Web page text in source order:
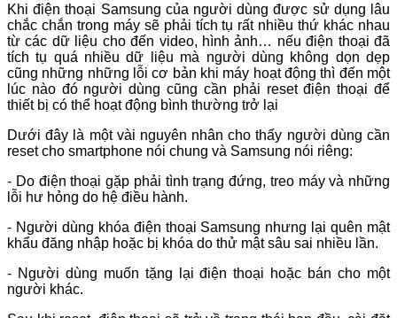
Khi điện thoại Samsung của người dùng được sử dụng lâu
chắc chắn trong máy sẽ phải tích tụ rất nhiều thứ khác nhau
từ các dữ liệu cho đến video, hình ảnh… nếu điện thoại đã
tích tụ quá nhiều dữ liệu mà người dùng không dọn dẹp
cũng những những lỗi cơ bản khi máy hoạt động thì đến một
lúc nào đó người dùng cũng cần phải reset điện thoại để
thiết bị có thể hoạt động bình thường trở lại
Dưới đây là một vài nguyên nhân cho thấy người dùng cần
reset cho smartphone nói chung và Samsung nói riêng:
- Do điện thoại gặp phải tình trạng đứng, treo máy và những
lỗi hư hỏng do hệ điều hành.
- Người dùng khóa điện thoại Samsung nhưng lại quên mật
khẩu đăng nhập hoặc bị khóa do thử mật sâu sai nhiều lần.
- Người dùng muốn tặng lại điện thoại hoặc bán cho một
người khác.